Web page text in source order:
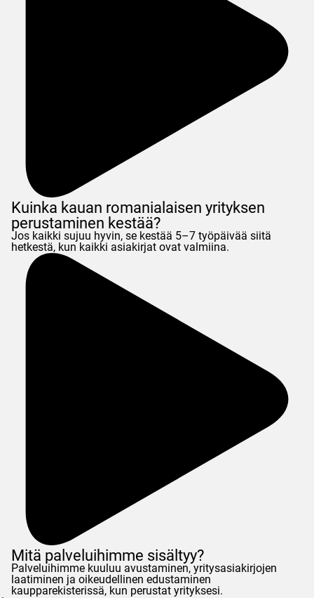
Kuinka kauan romanialaisen yrityksen
perustaminen kestää?
Jos kaikki sujuu hyvin, se kestää 5–7 työpäivää siitä
hetkestä, kun kaikki asiakirjat ovat valmiina.
Mitä palveluihimme sisältyy?
Palveluihimme kuuluu avustaminen, yritysasiakirjojen
laatiminen ja oikeudellinen edustaminen
kaupparekisterissä, kun perustat yrityksesi.